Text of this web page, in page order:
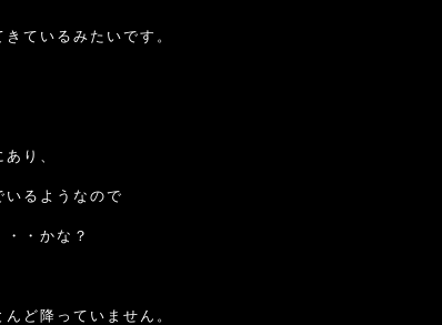
ているみたいです。
り、
いるようなので
・かな？
ど降っていません。